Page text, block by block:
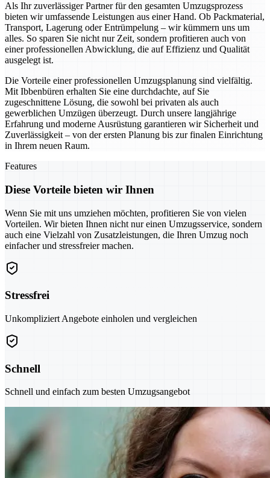
Als Ihr zuverlässiger Partner für den gesamten Umzugsprozess
bieten wir umfassende Leistungen aus einer Hand. Ob Packmaterial,
Transport, Lagerung oder Entrümpelung – wir kümmern uns um
alles. So sparen Sie nicht nur Zeit, sondern profitieren auch von
einer professionellen Abwicklung, die auf Effizienz und Qualität
ausgelegt ist.
Die Vorteile einer professionellen Umzugsplanung sind vielfältig.
Mit Ibbenbüren erhalten Sie eine durchdachte, auf Sie
zugeschnittene Lösung, die sowohl bei privaten als auch
gewerblichen Umzügen überzeugt. Durch unsere langjährige
Erfahrung und moderne Ausrüstung garantieren wir Sicherheit und
Zuverlässigkeit – von der ersten Planung bis zur finalen Einrichtung
in Ihrem neuen Raum.
Features
Diese Vorteile bieten wir Ihnen
Wenn Sie mit uns umziehen möchten, profitieren Sie von vielen
Vorteilen. Wir bieten Ihnen nicht nur einen Umzugsservice, sondern
auch eine Vielzahl von Zusatzleistungen, die Ihren Umzug noch
einfacher und stressfreier machen.
Stressfrei
Unkompliziert Angebote einholen und vergleichen
Schnell
Schnell und einfach zum besten Umzugsangebot